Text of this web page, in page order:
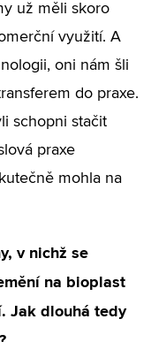
už měli skoro
využití. A
oni nám šli
do praxe.
schopni stačit
praxe
mohla na
v nichž se
na bioplast
Jak dlouhá tedy